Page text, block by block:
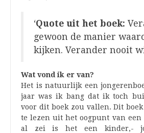
‘Quote uit het boek:
gewoon de manier
kijken. Verander nooit
Wat vond ik er van?
Het is natuurlijk een
jaar was ik bang dat ik toch
voor dit boek zou vallen. Dit
te lezen uit het oogpunt van een
al zei is het een kinder,-